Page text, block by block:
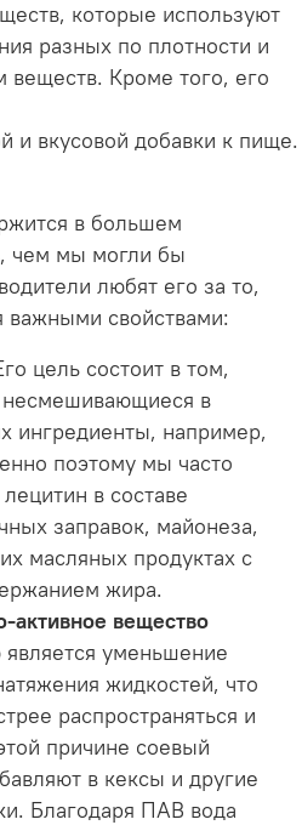
которые используют
разных по плотности и
веществ. Кроме того, его
и вкусовой добавки к пище.
в большем
чем мы могли бы
любят его за то,
важными свойствами:
цель состоит в том,
несмешивающиеся в
ингредиенты, например,
поэтому мы часто
в составе
заправок, майонеза,
масляных продуктах с
жира.
активное вещество
уменьшение
жидкостей, что
распространяться и
причине соевый
в кексы и другие
Благодаря ПАВ вода